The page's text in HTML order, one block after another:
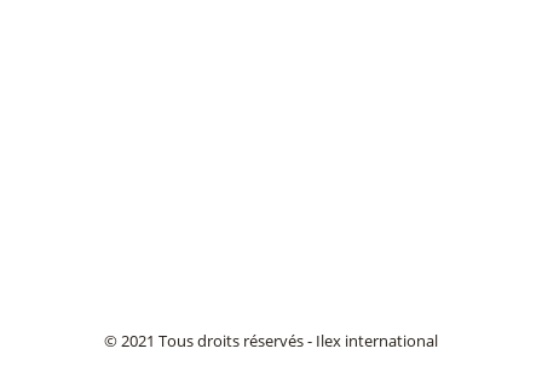
© 2021 Tous droits réservés - Ilex international